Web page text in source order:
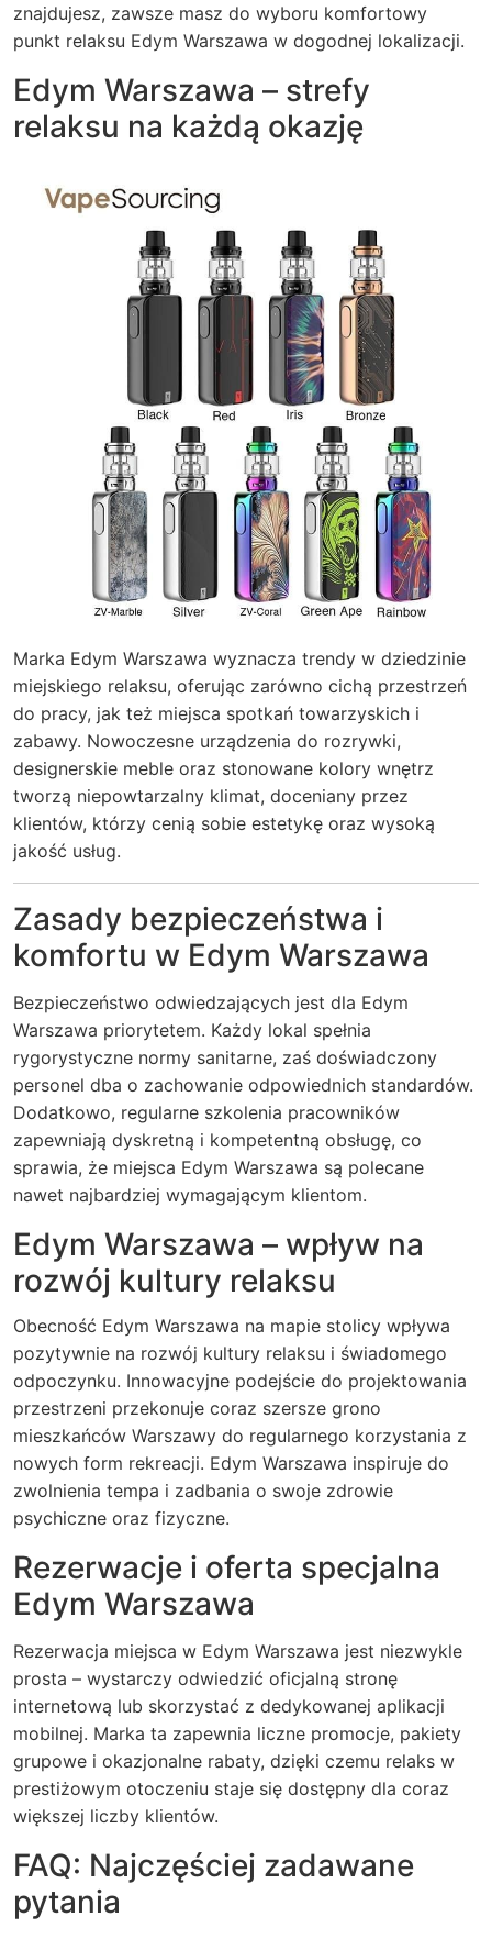
znajdujesz, zawsze masz do wyboru komfortowy
punkt relaksu Edym Warszawa w dogodnej lokalizacji.
Edym Warszawa – strefy
relaksu na każdą okazję
Marka Edym Warszawa wyznacza trendy w dziedzinie
miejskiego relaksu, oferując zarówno cichą przestrzeń
do pracy, jak też miejsca spotkań towarzyskich i
zabawy. Nowoczesne urządzenia do rozrywki,
designerskie meble oraz stonowane kolory wnętrz
tworzą niepowtarzalny klimat, doceniany przez
klientów, którzy cenią sobie estetykę oraz wysoką
jakość usług.
Zasady bezpieczeństwa i
komfortu w Edym Warszawa
Bezpieczeństwo odwiedzających jest dla Edym
Warszawa priorytetem. Każdy lokal spełnia
rygorystyczne normy sanitarne, zaś doświadczony
personel dba o zachowanie odpowiednich standardów.
Dodatkowo, regularne szkolenia pracowników
zapewniają dyskretną i kompetentną obsługę, co
sprawia, że miejsca Edym Warszawa są polecane
nawet najbardziej wymagającym klientom.
Edym Warszawa – wpływ na
rozwój kultury relaksu
Obecność Edym Warszawa na mapie stolicy wpływa
pozytywnie na rozwój kultury relaksu i świadomego
odpoczynku. Innowacyjne podejście do projektowania
przestrzeni przekonuje coraz szersze grono
mieszkańców Warszawy do regularnego korzystania z
nowych form rekreacji. Edym Warszawa inspiruje do
zwolnienia tempa i zadbania o swoje zdrowie
psychiczne oraz fizyczne.
Rezerwacje i oferta specjalna
Edym Warszawa
Rezerwacja miejsca w Edym Warszawa jest niezwykle
prosta – wystarczy odwiedzić oficjalną stronę
internetową lub skorzystać z dedykowanej aplikacji
mobilnej. Marka ta zapewnia liczne promocje, pakiety
grupowe i okazjonalne rabaty, dzięki czemu relaks w
prestiżowym otoczeniu staje się dostępny dla coraz
większej liczby klientów.
FAQ: Najczęściej zadawane
pytania